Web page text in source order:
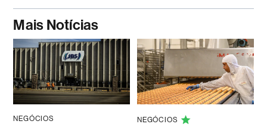
Mais Notícias
NEGÓCIOS NEGÓCIOS